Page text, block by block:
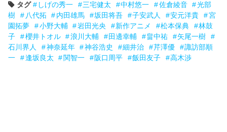
タグ しげの秀一 三宅健太 中村悠一 佐倉綾音
光部
樹
八代拓 内田雄馬 坂田将吾 子安武人 安元洋貴
宮
園拓夢
小野大輔 岩田光央 新作アニメ 松本保典
林鼓
子
櫻井トオル 浪川大輔 田邊幸輔 畠中祐
矢尾一樹
石川界人
神奈延年 神谷浩史 細井治 芹澤優
諏訪部順
一
逢坂良太 関智一 阪口周平 飯田友子 高木渉